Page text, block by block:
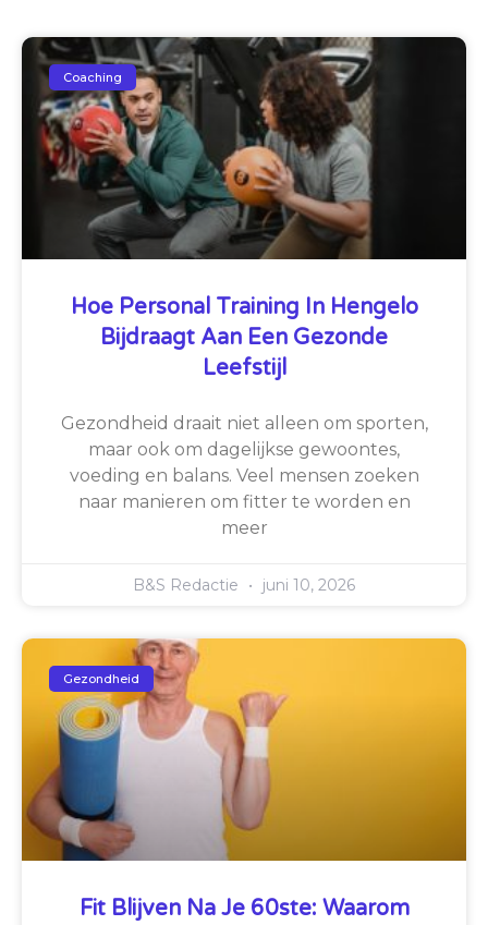
Coaching
Hoe Personal Training In Hengelo
Bijdraagt Aan Een Gezonde
Leefstijl
Gezondheid draait niet alleen om sporten,
maar ook om dagelijkse gewoontes,
voeding en balans. Veel mensen zoeken
naar manieren om fitter te worden en
meer
B&S Redactie juni 10, 2026
Gezondheid
Fit Blijven Na Je 60ste: Waarom